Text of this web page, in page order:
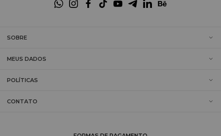
SOBRE
MEUS DADOS
POLÍTICAS
CONTATO